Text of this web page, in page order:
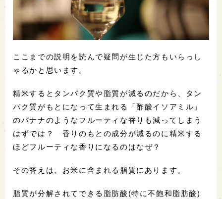
ここまでの説明を読んで疑問が生じた方もいらっし
ゃるかと思います。
精米するとタンパク質や脂質が減るのだから、タン
パク質がもとになって生まれる「酢酸イソアミル」
のバナナのようなフルーティな香りも減ってしまう
はずでは？ 香りのもとの成分が減るのに精米する
ほどフルーティな香りになるのはなぜ？
その答えは、お米に含まれる脂質にあります。
脂質が分解されてできる脂肪酸(特に不飽和脂肪酸)